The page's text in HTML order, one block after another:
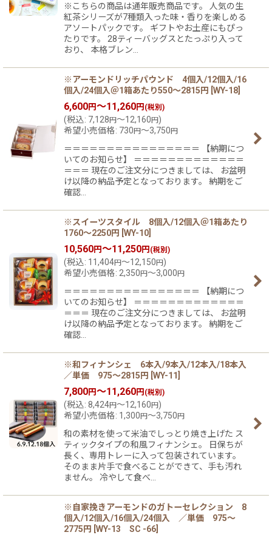
※こちらの商品は通年販売商品です。 人気の生
紅茶シリーズが7種類入った味・香りを楽しめる
アソートパックです。 ギフトやお土産にもぴっ
たりです。 28ティーバッグスとたっぷり入って
おり、 本格ブレン…
※アーモンドリッチパウンド 4個入/12個入/16
個入/24個入＠1箱あたり550〜2815円 WY-18
6,600円～11,260円 (税別)
(税込: 7,128 円 ～12,160 円 )
希望小売価格: 730 円 ～3,750 円
＝＝＝＝＝＝＝＝＝＝＝＝＝＝＝＝ 【納期につ
いてのお知らせ】 ＝＝＝＝＝＝＝＝＝＝＝＝＝
＝＝＝ 現在のご注文分につきましては、 お盆明
け以降の納品予定となっております。 納期をご
確認…
※スイーツスタイル 8個入/12個入＠1箱あたり
1760〜2250円 WY-10
10,560円～11,250円 (税別)
(税込: 11,404円 ～12,150 円 )
希望小売価格: 2,350 円 ～3,000 円
＝＝＝＝＝＝＝＝＝＝＝＝＝＝＝＝ 【納期につ
いてのお知らせ】 ＝＝＝＝＝＝＝＝＝＝＝＝＝
＝＝＝ 現在のご注文分につきましては、 お盆明
け以降の納品予定となっております。 納期をご
確認…
※和フィナンシェ 6本入/9本入/12本入/18本入
／単価 975〜2815円 WY-11
7,800円～11,260円 (税別)
(税込: 8,424円 ～12,160 円 )
希望小売価格: 1,300 円 ～3,750 円
和の素材を使って米油でしっとり焼き上げた ス
ティックタイプの和風フィナンシェ。 日保ちが
長く、専用トレーに入って包装されています。
そのまま片手で食べることができて、手も汚れ
ません。 冷やして食べ…
※自家挽きアーモンドのガトーセレクション 8
個入/12個入/16個入/24個入 ／単価 975〜
2775円 WY-13 SC -66